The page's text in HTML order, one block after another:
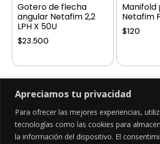
Apreciamos tu privacidad
Para ofrecer las mejores experiencias,
tecnologías como las cookies para
la información del dispositivo. El
Gotero de flecha
angular Netafim 2,2
LPH X 50U
$23.500
Netafim
$120
SÍGUENOS EN